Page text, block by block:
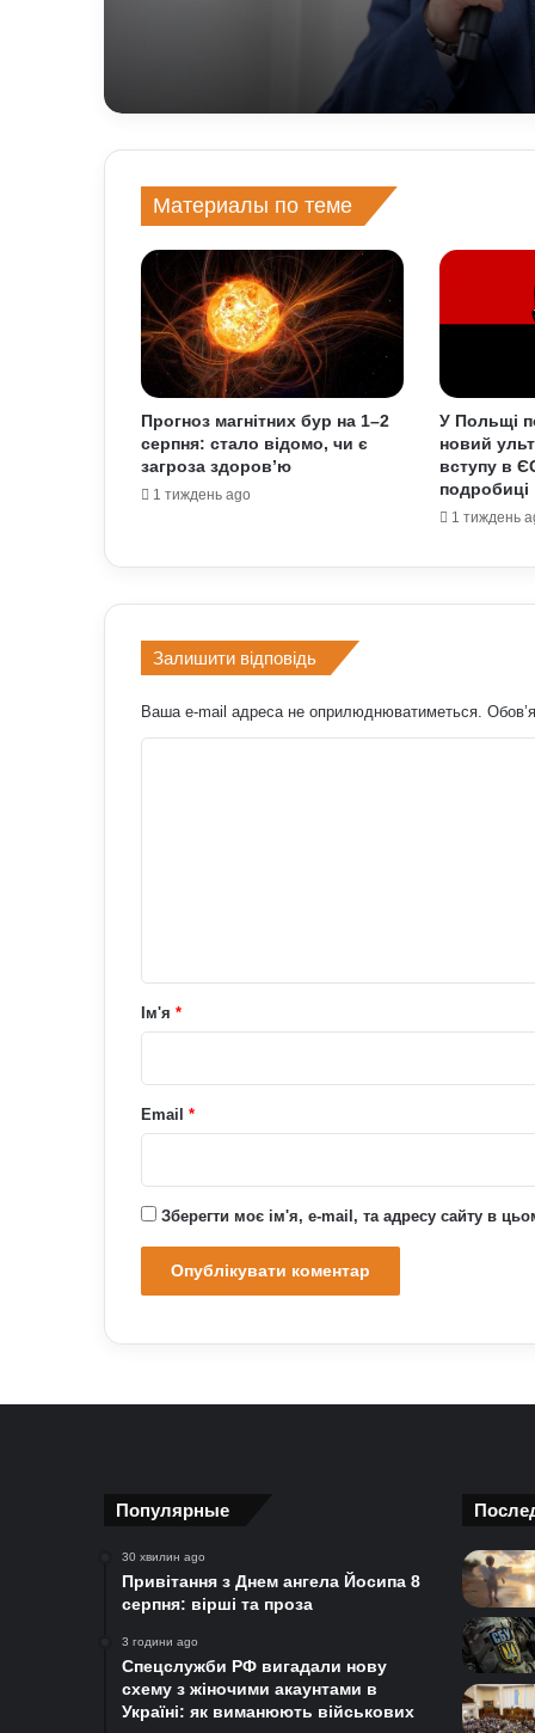
Материалы по теме
Прогноз магнітних бур на 1–2
серпня: стало відомо, чи є
загроза здоров’ю
1 тиждень ago
У Польщі
новий
вступу в
подробиці
1 тиждень
Залишити відповідь
Ваша e-mail адреса не оприлюднюватиметься.
рІм'я *
Email *
Зберегти моє ім'я, e-mail, та адресу сайту в
Популярные
30 хвилин ago
Привітання з Днем ангела Йосипа 8
серпня: вірші та проза
3 години ago
Спецслужби РФ вигадали нову
схему з жіночими акаунтами в
Україні: як виманюють військових